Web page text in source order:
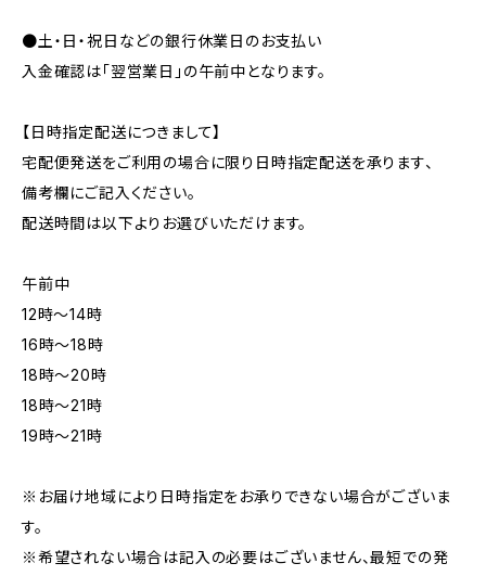
●土・日・祝日などの銀行休業日のお支払い
入金確認は「翌営業日」の午前中となります。
【日時指定配送につきまして】
宅配便発送をご利用の場合に限り日時指定配送を承ります、
備考欄にご記入ください。
配送時間は以下よりお選びいただけます。
午前中
12時〜14時
16時〜18時
18時〜20時
18時〜21時
19時〜21時
※お届け地域により日時指定をお承りできない場合がございま
す。
※希望されない場合は記入の必要はございません、最短での発